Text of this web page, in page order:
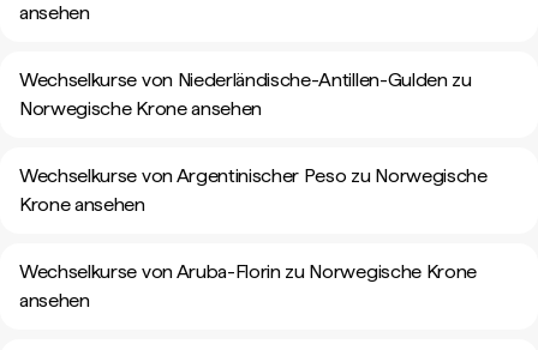
ansehen
Wechselkurse von Niederländische-Antillen-Gulden zu
Norwegische Krone ansehen
Wechselkurse von Argentinischer Peso zu Norwegische
Krone ansehen
Wechselkurse von Aruba-Florin zu Norwegische Krone
ansehen